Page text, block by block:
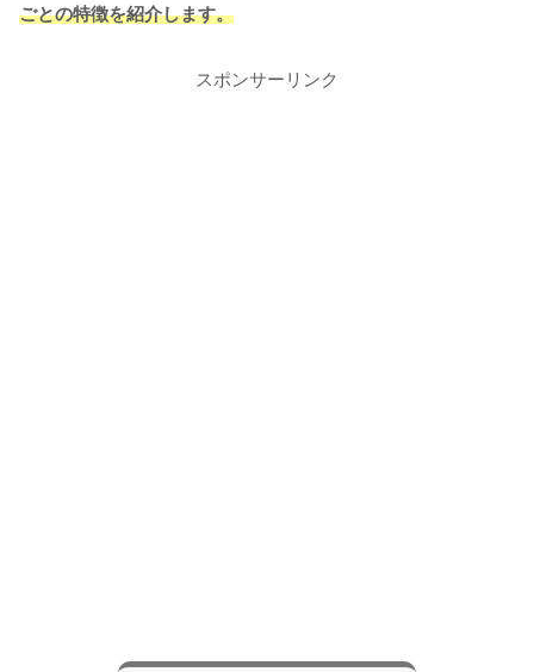
ごとの特徴を紹介します。
スポンサーリンク